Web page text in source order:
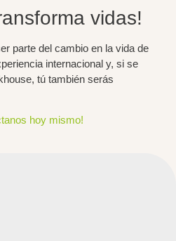
vidas!
parte del cambio en la vida de
internacional y, si se
tú también serás
hoy mismo!